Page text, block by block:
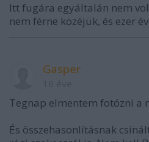
Itt fugára egyáltalán nem
nem férne közéjük, és ezer
Gasper
Tegnap elmentem fotózni a
És összehasonlításnak